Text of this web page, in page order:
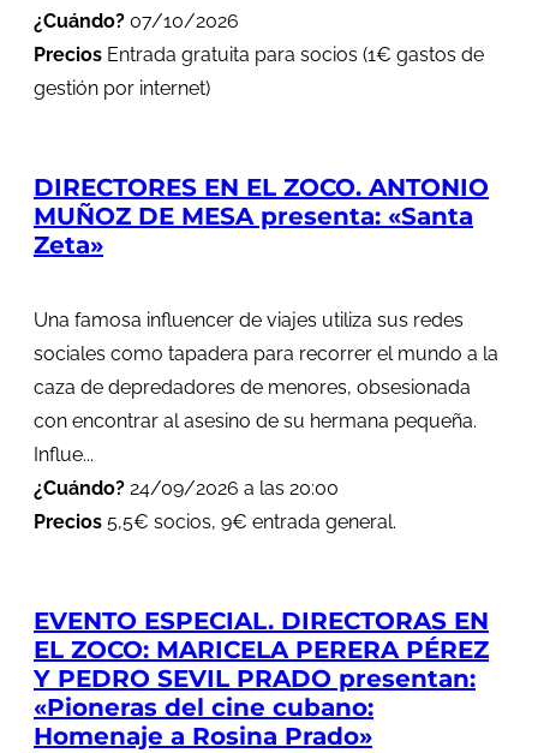
¿Cuándo? 07/10/2026
Precios Entrada gratuita para socios (1€ gastos de
gestión por internet)
DIRECTORES EN EL ZOCO. ANTONIO
MUÑOZ DE MESA presenta: «Santa
Zeta»
Una famosa influencer de viajes utiliza sus redes
sociales como tapadera para recorrer el mundo a la
caza de depredadores de menores, obsesionada
con encontrar al asesino de su hermana pequeña.
Influe...
¿Cuándo? 24/09/2026 a las 20:00
Precios 5,5€ socios, 9€ entrada general.
EVENTO ESPECIAL. DIRECTORAS EN
EL ZOCO: MARICELA PERERA PÉREZ
Y PEDRO SEVIL PRADO presentan:
«Pioneras del cine cubano:
Homenaje a Rosina Prado»